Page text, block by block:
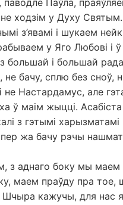
паводле Паўла,
ходзім у Духу
з’явамі і шукаем
у Яго Любові і
большай і большай
не бачу, сплю без сноў,
не Настардамус, але
ў маім жыцці.
з гэтымі
жа бачу рэчы
з аднаго боку мы маем
маем праўду пра
Шчыра кажучы, для нас